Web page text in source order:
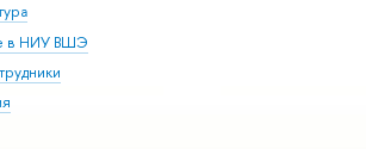
в НИУ ВШЭ